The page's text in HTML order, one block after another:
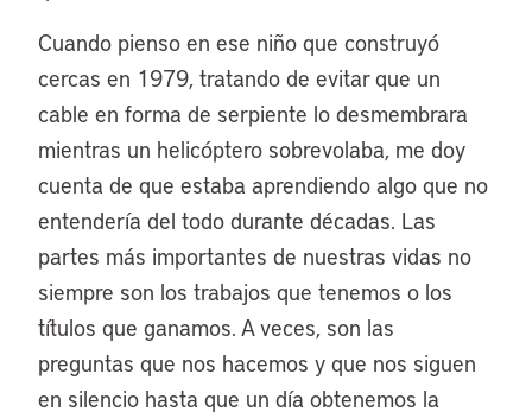
Cuando pienso en ese niño que construyó
cercas en 1979, tratando de evitar que un
cable en forma de serpiente lo desmembrara
mientras un helicóptero sobrevolaba, me doy
cuenta de que estaba aprendiendo algo que no
entendería del todo durante décadas. Las
partes más importantes de nuestras vidas no
siempre son los trabajos que tenemos o los
títulos que ganamos. A veces, son las
preguntas que nos hacemos y que nos siguen
en silencio hasta que un día obtenemos la